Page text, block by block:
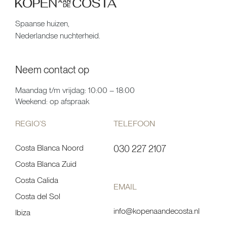
Spaanse huizen,
Nederlandse nuchterheid.
Neem contact op
Maandag t/m vrijdag: 10:00 – 18:00
Weekend: op afspraak
REGIO’S
Costa Blanca Noord
Costa Blanca Zuid
Costa Calida
Costa del Sol
Ibiza
TELEFOON
030 227 2107
EMAIL
info@kopenaandecosta.nl